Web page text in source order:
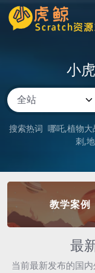
小
搜索热词 哪吒 植物大
刺
教学案例
最
当前最新发布的国